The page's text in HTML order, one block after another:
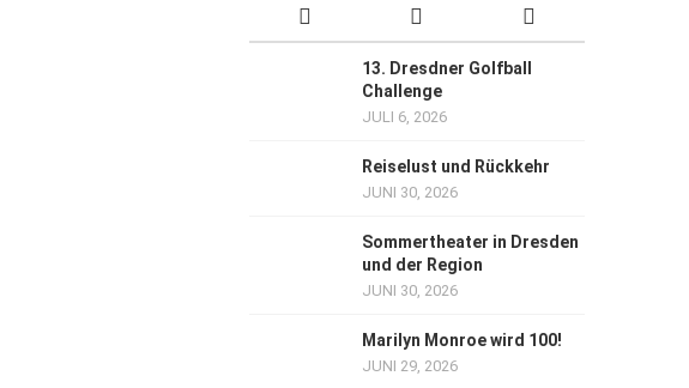
13. Dresdner Golfball
Challenge
JULI 6, 2026
Reiselust und Rückkehr
JUNI 30, 2026
Sommertheater in Dresden
und der Region
JUNI 30, 2026
Marilyn Monroe wird 100!
JUNI 29, 2026